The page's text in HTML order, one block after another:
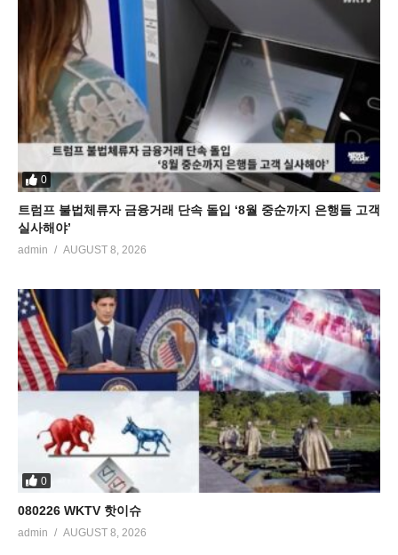
0
트럼프 불법체류자 금융거래 단속 돌입 ‘8월 중순까지 은행들 고객
실사해야’
admin AUGUST 8, 2026
0
080226 WKTV 핫이슈
admin AUGUST 8, 2026